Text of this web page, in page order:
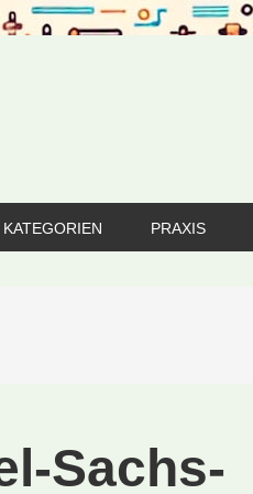
KATEGORIEN PRAXIS
Sachs-